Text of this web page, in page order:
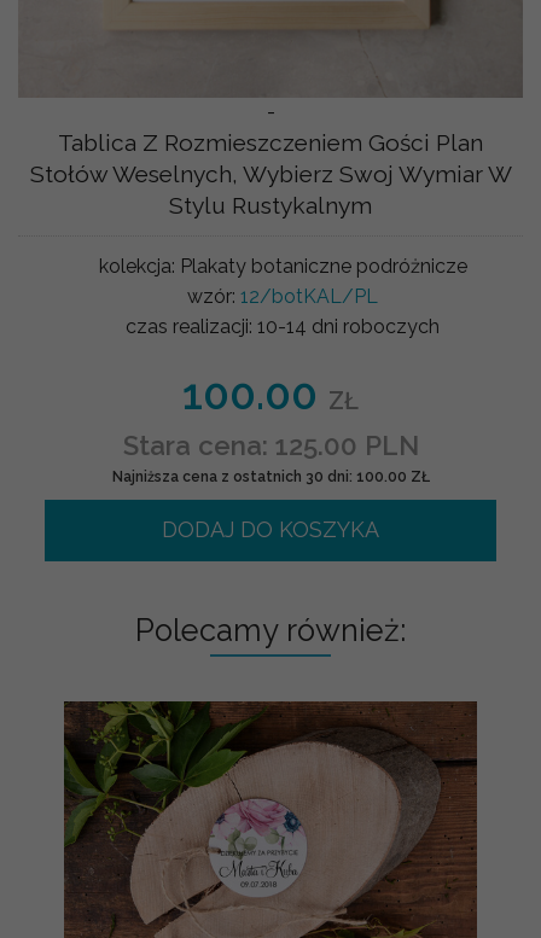
-
Tablica Z Rozmieszczeniem Gości Plan
Stołów Weselnych, Wybierz Swoj Wymiar W
Stylu Rustykalnym
kolekcja: Plakaty botaniczne podróżnicze
wzór: 12/botKAL/PL
czas realizacji: 10-14 dni roboczych
100.00 ZŁ
Stara cena: 125.00 PLN
Najniższa cena z ostatnich 30 dni: 100.00 ZŁ
DODAJ DO KOSZYKA
Polecamy również: